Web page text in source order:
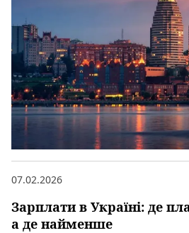
Зарплати в Україні: де
а де найменше
07.02.2026